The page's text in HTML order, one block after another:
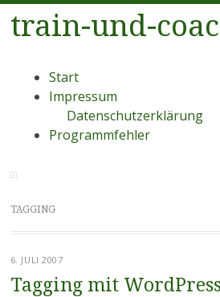
train-und-
Menü
Zum
Inhalt
Start
Impressum
Datenschutzerklärung
Programmfehler
TAGGING
6. JULI 2007
Tagging mit